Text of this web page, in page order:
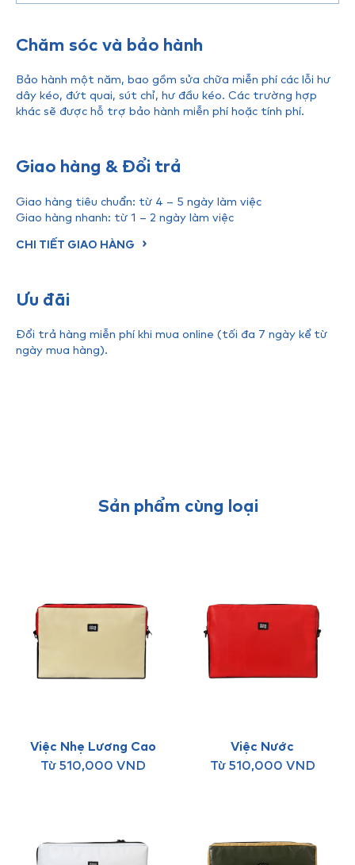
Chăm sóc và bảo hành
Bảo hành một năm, bao gồm sửa chữa miễn phí các lỗi hư
dây kéo, đứt quai, sút chỉ, hư đầu kéo. Các trường hợp
khác sẽ được hỗ trợ bảo hành miễn phí hoặc tính phí.
Giao hàng & Đổi trả
Giao hàng tiêu chuẩn: từ 4 – 5 ngày làm việc
Giao hàng nhanh: từ 1 – 2 ngày làm việc
CHI TIẾT GIAO HÀNG
Ưu đãi
Đổi trả hàng miễn phí khi mua online (tối đa 7 ngày kể từ
ngày mua hàng).
Sản phẩm cùng loại
Việc Nhẹ Lương Cao
Từ 510,000 VND
Việc Nước
Từ 510,000 VND